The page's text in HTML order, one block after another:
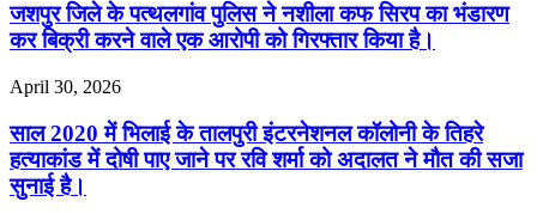
जशपुर जिले के पत्थलगांव पुलिस ने नशीला कफ सिरप का भंडारण
कर बिक्री करने वाले एक आरोपी को गिरफ्तार किया है।
April 30, 2026
साल 2020 में भिलाई के तालपुरी इंटरनेशनल कॉलोनी के तिहरे
हत्याकांड में दोषी पाए जाने पर रवि शर्मा को अदालत ने मौत की सजा
सुनाई है।